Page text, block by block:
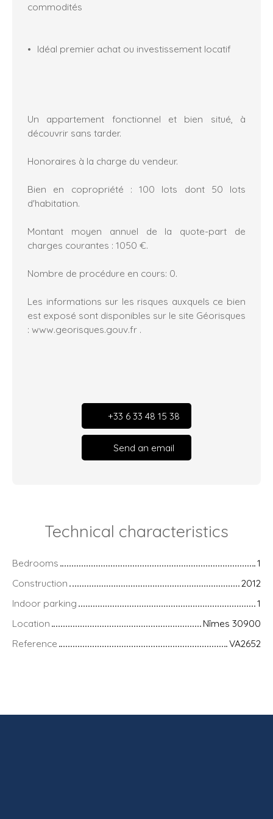
commodités
Idéal premier achat ou investissement locatif
Un appartement fonctionnel et bien situé, à
découvrir sans tarder.
Honoraires à la charge du vendeur.
Bien en copropriété : 100 lots dont 50 lots
d'habitation.
Montant moyen annuel de la quote-part de
charges courantes : 1050 €.
Nombre de procédure en cours: 0.
Les informations sur les risques auxquels ce bien
est exposé sont disponibles sur le site Géorisques
: www.georisques.gouv.fr .
+33 6 33 48 15 38
Send an email
Technical characteristics
Bedrooms
1
Construction
2012
Indoor parking
1
Location
Nîmes 30900
Reference
VA2652